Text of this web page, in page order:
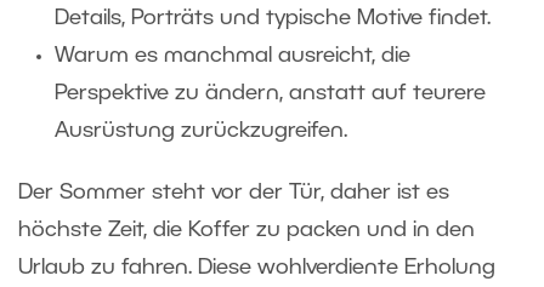
Details, Porträts und typische Motive findet.
Warum es manchmal ausreicht, die
Perspektive zu ändern, anstatt auf teurere
Ausrüstung zurückzugreifen.
Der Sommer steht vor der Tür, daher ist es
höchste Zeit, die Koffer zu packen und in den
Urlaub zu fahren. Diese wohlverdiente Erholung